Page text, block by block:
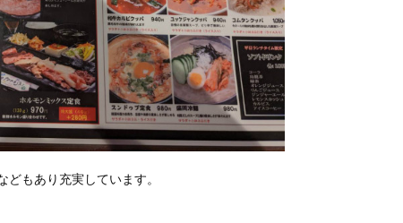
もあり充実しています。